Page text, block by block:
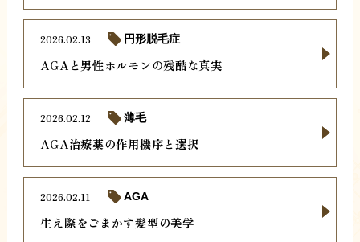
AGAと男性ホルモンの残酷な真実
2026.02.13 円形脱毛症
AGA治療薬の作用機序と選択
2026.02.12 薄毛
生え際をごまかす髪型の美学
2026.02.11 AGA